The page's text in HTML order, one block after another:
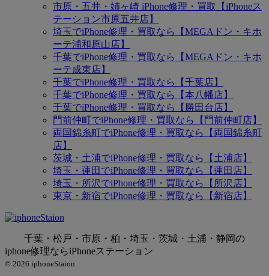
市原・五井・姉ヶ崎 iPhone修理・買取【iPhoneス
テーション市原五井店】
埼玉でiPhone修理・買取なら【MEGAドン・キホ
ーテ浦和原山店】
千葉でiPhone修理・買取なら【MEGAドン・キホ
ーテ成東店】
千葉でiPhone修理・買取なら【千葉店】
千葉でiPhone修理・買取なら【本八幡店】
千葉でiPhone修理・買取なら【勝田台店】
門前仲町でiPhone修理・買取なら【門前仲町店】
両国錦糸町でiPhone修理・買取なら【両国錦糸町
店】
茨城・土浦でiPhone修理・買取なら【土浦店】
埼玉・蓮田でiPhone修理・買取なら【蓮田店】
埼玉・所沢でiPhone修理・買取なら【所沢店】
東京・新宿でiPhone修理・買取なら【新宿店】
千葉・松戸・市原・柏・埼玉・茨城・土浦・静岡の
iphone修理ならiPhoneステーション
© 2026 iphoneStaion